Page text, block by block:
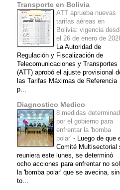
Transporte en Bolivia
ATT aprueba nuevas
tarifas aéreas en
Bolivia: vigencia
el 26 de enero de
La Autoridad de
Regulación y Fiscalización de
Telecomunicaciones y Transportes
(ATT) aprobó el ajuste provisional
las Tarifas Máximas de Referencia
p...
Diagnostico Medico
8 medidas
por el gobierno para
enfrentar la 'bomba
polar' - Luego de que
Comité Multisectorial
reuniera este lunes, se determinó
ocho acciones para enfrentar no
la 'bomba polar' que se avecina,
to...